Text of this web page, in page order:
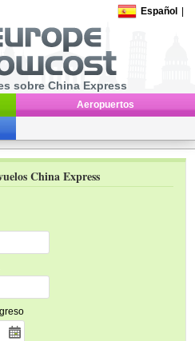
Español
sobre China Express
Aeropuertos
China Express